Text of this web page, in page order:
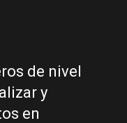
de nivel
y
en